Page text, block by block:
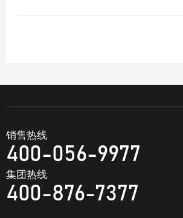
销售热线
400-056-9977
集团热线
400-876-7377